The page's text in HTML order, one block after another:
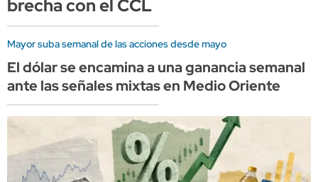
brecha con el CCL
Mayor suba semanal de las acciones desde mayo
El dólar se encamina a una ganancia semanal
ante las señales mixtas en Medio Oriente